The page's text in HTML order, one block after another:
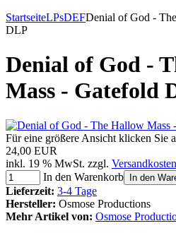
StartseiteLPsDEFDenial of God -
DLP
Denial of God -
Mass - Gatefold
Für eine größere Ansicht klicken Sie
24,00 EUR
inkl. 19 % MwSt. zzgl. Versandkosten
In den Warenkorb
In den
Lieferzeit: 3-4 Tage
Hersteller: Osmose Productions
Mehr Artikel von: Osmose